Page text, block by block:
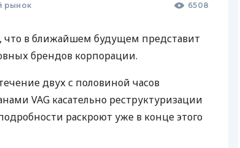
рынок 6508
что в ближайшем будущем представит
брендов корпорации.
двух с половиной часов
VAG касательно реструктуризации
раскроют уже в конце этого